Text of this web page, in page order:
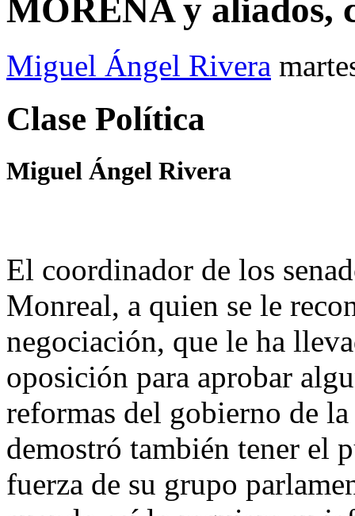
MORENA y aliados,
Miguel Ángel Rivera
Clase Política
Miguel Ángel Rivera
El coordinador de los
Monreal, a quien se le
negociación, que le ha
oposición para aprobar
reformas del gobierno de
demostró también tener el
fuerza de su grupo